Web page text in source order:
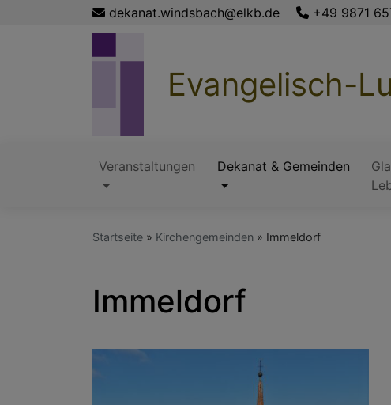
dekanat.windsbach@elkb.de +49 9871
Evangelisch-
Hauptnavigation
Veranstaltungen Dekanat & Gemeinden
Startseite Kirchengemeinden Immeldorf
Immeldorf